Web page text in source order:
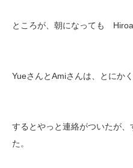
ところが、朝になっても Hiroa
YueさんとAmiさんは、とにか
するとやっと連絡がついたが
た。